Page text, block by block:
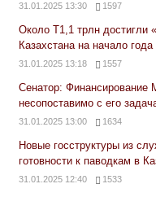
31.01.2025 13:30 1597
Около Т1,1 трлн достигли
Казахстана на начало года
31.01.2025 13:18 1557
Сенатор:
несопоставимо с его
31.01.2025 13:00 1634
Новые госструктуры из
готовности к паводкам в
31.01.2025 12:40 1533